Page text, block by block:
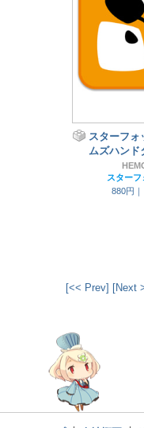
スターフォ
ムズハンド
スターフ
880円｜
[<< Prev] [Next